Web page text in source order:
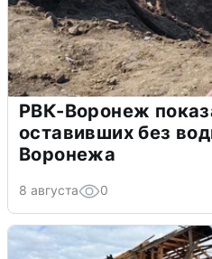
РВК-Воронеж
оставивших без
Воронежа
8 августа 0